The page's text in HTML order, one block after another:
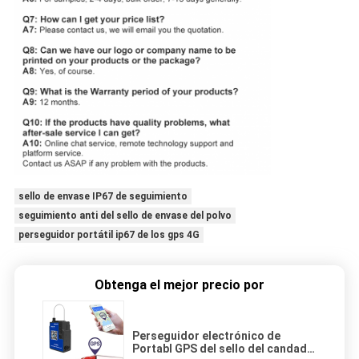
sello de envase IP67 de seguimiento
seguimiento anti del sello de envase del polvo
perseguidor portátil ip67 de los gps 4G
Obtenga el mejor precio por
Perseguidor electrónico de
Portabl GPS del sello del candado